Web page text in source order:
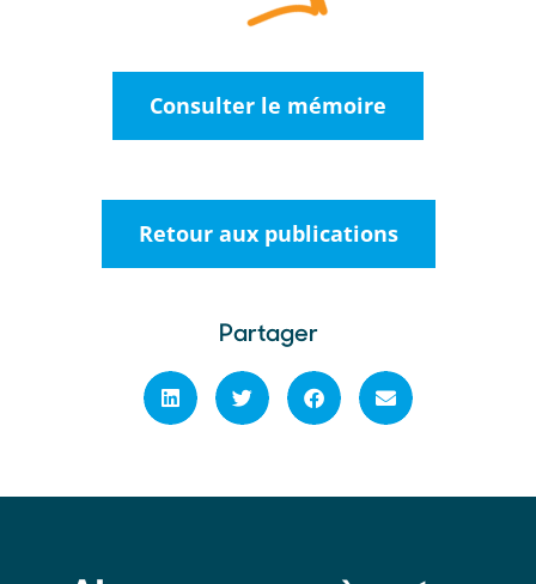
Consulter le mémoire
Retour aux publications
Partager